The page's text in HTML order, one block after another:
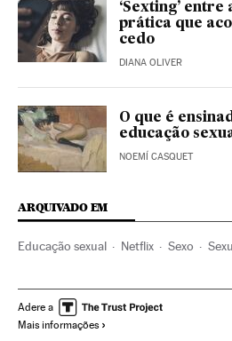
‘Sexting’
prática que
cedo
DIANA OLIVER
O que é
educação
NOEMÍ CASQUET
ARQUIVADO EM
Educação sexual Netflix Sexo
Adere a
Mais informações